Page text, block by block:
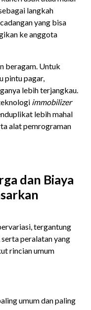
langkah
yang bisa
ke anggota
beragam. Untuk
pintu pagar,
lebih terjangkau.
immobilizer
lebih mahal
alat pemrograman
dan Biaya
tergantung
peralatan yang
rincian umum
umum dan paling